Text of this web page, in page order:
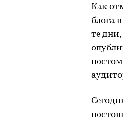
Как
блога
те